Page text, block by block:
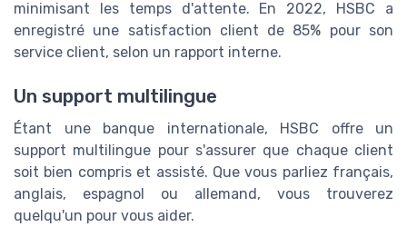
minimisant les temps d'attente. En 2022, HSBC a
enregistré une satisfaction client de 85% pour son
service client, selon un rapport interne.
Un support multilingue
Étant une banque internationale, HSBC offre un
support multilingue pour s'assurer que chaque client
soit bien compris et assisté. Que vous parliez français,
anglais, espagnol ou allemand, vous trouverez
quelqu'un pour vous aider.